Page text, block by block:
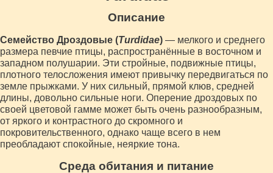
Описание
Семейство Дроздовые (Turdidae) — мелкого и среднего
размера певчие птицы, распространённые в восточном и
западном полушарии. Эти стройные, подвижные птицы,
плотного телосложения имеют привычку передвигаться по
земле прыжками. У них сильный, прямой клюв, средней
длины, довольно сильные ноги. Оперение дроздовых по
своей цветовой гамме может быть очень разнообразным,
от яркого и контрастного до скромного и
покровительственного, однако чаще всего в нем
преобладают спокойные, неяркие тона.
Среда обитания и питание